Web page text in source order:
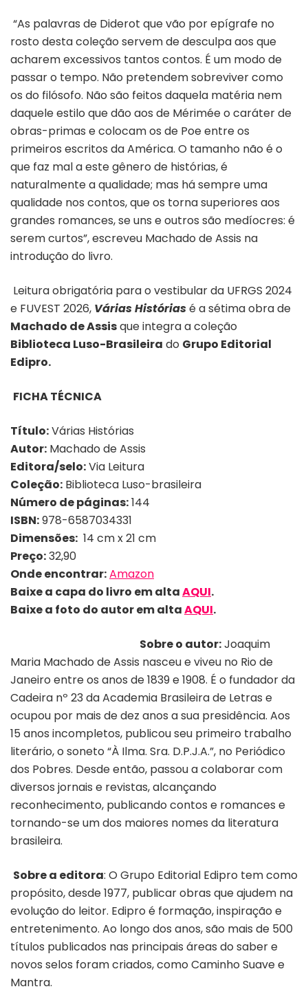
“As palavras de Diderot que vão por epígrafe no
rosto desta coleção servem de desculpa aos que
acharem excessivos tantos contos. É um modo de
passar o tempo. Não pretendem sobreviver como
os do filósofo. Não são feitos daquela matéria nem
daquele estilo que dão aos de Mérimée o caráter de
obras-primas e colocam os de Poe entre os
primeiros escritos da América. O tamanho não é o
que faz mal a este gênero de histórias, é
naturalmente a qualidade; mas há sempre uma
qualidade nos contos, que os torna superiores aos
grandes romances, se uns e outros são medíocres: é
serem curtos”, escreveu Machado de Assis na
introdução do livro.
Leitura obrigatória para o vestibular da UFRGS 2024
e FUVEST 2026, Várias Históriasé a sétima obra de
Machado de Assisque integra a coleção
Biblioteca Luso-Brasileira do Grupo Editorial
Edipro.
FICHA TÉCNICA
Título:Várias Histórias
Autor: Machado de Assis
Editora/selo:Via Leitura
Coleção: Biblioteca Luso-brasileira
Número de páginas:144
ISBN:978-6587034331
Dimensões: ‎ 14 cm x 21 cm
Preço:32,90
Onde encontrar:Amazon
Baixe a capa do livro em altaAQUI.
Baixe a foto do autor em altaAQUI.
Sobre o autor:Joaquim
Maria Machado de Assis nasceu e viveu no Rio de
Janeiro entre os anos de 1839 e 1908. É o fundador da
Cadeira nº 23 da Academia Brasileira de Letras e
ocupou por mais de dez anos a sua presidência. Aos
15 anos incompletos, publicou seu primeiro trabalho
literário, o soneto “À Ilma. Sra. D.P.J.A.”, no Periódico
dos Pobres. Desde então, passou a colaborar com
diversos jornais e revistas, alcançando
reconhecimento, publicando contos e romances e
tornando-se um dos maiores nomes da literatura
brasileira.
Sobre a editora: O Grupo Editorial Edipro tem como
propósito, desde 1977, publicar obras que ajudem na
evolução do leitor. Edipro é formação, inspiração e
entretenimento. Ao longo dos anos, são mais de 500
títulos publicados nas principais áreas do saber e
novos selos foram criados, como Caminho Suave e
Mantra.